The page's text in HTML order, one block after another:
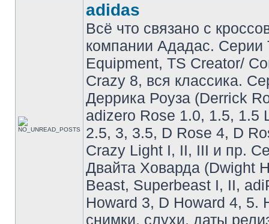
adidas
Всё что связано с
компании Ададас. Серии
Equipment, TS Creator/
Crazy 8, вся классика.
Деррика Роуза (Derrick
adizero Rose 1.0, 1.5, 1.5
2.5, 3, 3.5, D Rose 4, D
Crazy Light I, II, III и пр.
Двайта Ховарда (Dwight
Beast, Superbeast I, II,
Howard 3, D Howard 4, 5.
снимки, слухи, даты